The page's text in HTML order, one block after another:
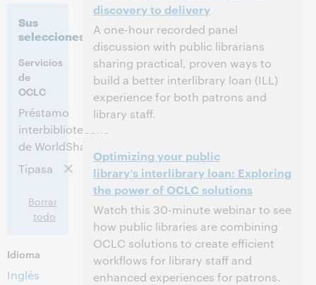
Sus
selecciones:
Servicios
de
OCLC
Préstamo
interbibliotecario
de WorldShare
Tipasa
Borrar
todo
Idioma
Inglés
discovery to delivery
A one-hour recorded panel
discussion with public librarians
sharing practical, proven ways to
build a better interlibrary loan (ILL)
experience for both patrons and
library staff.
Time, North America [UTC -4]
Este evento ya pasó.Ver archivo.
Optimizing your public
library’s interlibrary loan: Exploring
the power of OCLC solutions
Watch this 30-minute webinar to see
how public libraries are combining
OCLC solutions to create efficient
workflows for library staff and
enhanced experiences for patrons.